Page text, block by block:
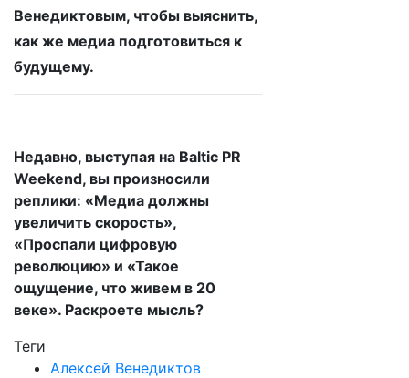
Венедиктовым, чтобы выяснить,
как же медиа подготовиться к
будущему.
Недавно, выступая на Baltic PR
Weekend, вы произносили
реплики: «Медиа должны
увеличить скорость»,
«Проспали цифровую
революцию» и «Такое
ощущение, что живем в 20
веке». Раскроете мысль?
Теги
Алексей Венедиктов